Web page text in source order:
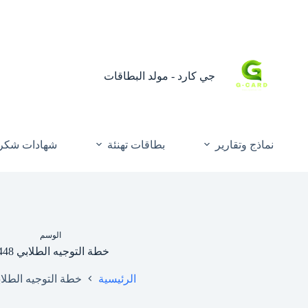
جي كارد - مولد البطاقات
نماذج وتقارير بطاقات تهنئة شهادات شكر
الوسم
خطة التوجيه الطلابي 1448
الرئيسية خطة التوجيه الطلابي